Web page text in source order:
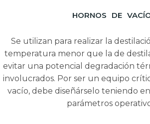
HORNOS DE
Se utilizan para realizar la
temperatura menor que la de
evitar una potencial degradación
involucrados. Por ser un equipo
vacío, debe diseñárselo teniendo
parámetros